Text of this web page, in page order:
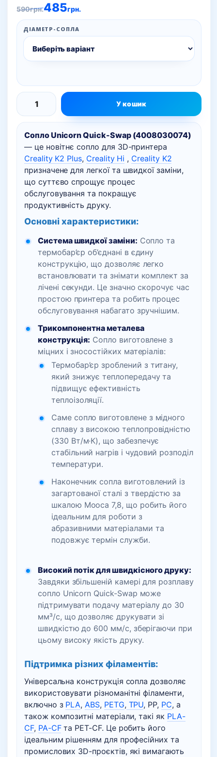
590грн.
Оригінальна
ціна:
590грн..
485грн.
Поточна
ціна:
485грн..
Сопло Unicorn Quick-Swap (4008030074)
— це новітнє сопло для 3D-принтера
Creality K2 Plus, Creality Hi , Creality K2
призначене для легкої та швидкої заміни,
що суттєво спрощує процес
обслуговування та покращує
продуктивність друку.
Основні характеристики:
Система швидкої заміни: Сопло та
термобар’єр об’єднані в єдину
конструкцію, що дозволяє легко
встановлювати та знімати комплект за
лічені секунди. Це значно скорочує час
простою принтера та робить процес
обслуговування набагато зручнішим.
Трикомпонентна металевa
конструкція: Сопло виготовлене з
міцних і зносостійких матеріалів:
Термобар’єр зроблений з титану,
який знижує теплопередачу та
підвищує ефективність
теплоізоляції.
Саме сопло виготовлене з мідного
сплаву з високою теплопровідністю
(330 Вт/м·К), що забезпечує
стабільний нагрів і чудовий розподіл
температури.
Наконечник сопла виготовлений із
загартованої сталі з твердістю за
шкалою Мооса 7,8, що робить його
ідеальним для роботи з
абразивними матеріалами та
подовжує термін служби.
Високий потік для швидкісного друку:
Завдяки збільшеній камері для розплаву
сопло Unicorn Quick-Swap може
підтримувати подачу матеріалу до 30
мм³/с, що дозволяє друкувати зі
швидкістю до 600 мм/с, зберігаючи при
цьому високу якість друку.
Підтримка різних філаментів:
Універсальна конструкція сопла дозволяє
використовувати різноманітні філаменти,
включно з PLA,ABS, PETG, TPU, PP, PC, а
також композитні матеріали, такі як PLA-
CF, PA-CFта PET-CF. Це робить його
ідеальним рішенням для професійних та
промислових 3D-проєктів, які вимагають
ДІАМЕТР-СОПЛА
Сопло
Unicorn
Quick-
Swap
для
Creality
Plus,
Combo
кількість
У кошик